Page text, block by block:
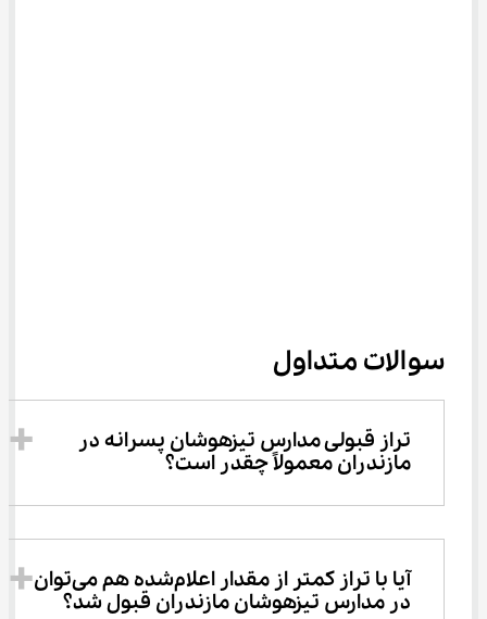
سوالات متداول
تراز قبولی مدارس تیزهوشان پسرانه در
مازندران معمولاً چقدر است؟
آیا با تراز کمتر از مقدار اعلام‌شده هم می‌توان
در مدارس تیزهوشان مازندران قبول شد؟